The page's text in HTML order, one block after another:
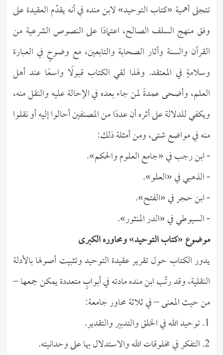
تتجلى أهمية «كتاب التوحيد» لابن منده في أنه يقدّم العقيدة على
وفق منهج السلف الصالح، اعتمادًا على النصوص الشرعية من
القرآن والسنة وآثار الصحابة والتابعين، مع وضوحٍ في العبارة
وسلامةٍ في المعتقد. ولهذا لقي الكتاب قبولًا واسعًا عند أهل
العلم، وأضحى عمدةً لمن جاء بعده في الإحالة عليه والنقل منه،
ويكفي للدلالة على أثره أن عددًا من المصنفين أحالوا إليه أو نقلوا
منه في مواضع شتى، ومن أمثلة ذلك:
- ابن رجب في «جامع العلوم والحكم».
- الذهبي في «العلو».
- ابن حجر في «الفتح».
- السيوطي في «الدر المنثور».
موضوع «كتاب التوحيد» ومحاوره الكبرى
يدور الكتاب حول تقرير عقيدة التوحيد وتثبيت أصولها بالأدلة
النقلية، وقد رتّب ابن منده مادته في أبوابٍ متعددة يمكن جمعها –
من حيث المعنى – في ثلاثة محاور جامعة:
1. توحيد الله في الخلق والتدبير والتقدير.
2. التفكر في مخلوقات الله والاستدلال بها على وحدانيته.